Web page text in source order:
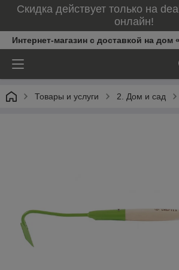
Скидка действует только на
онлайн!
Интернет-магазин с доставкой на дом
Товары и услуги 2. Дом и сад